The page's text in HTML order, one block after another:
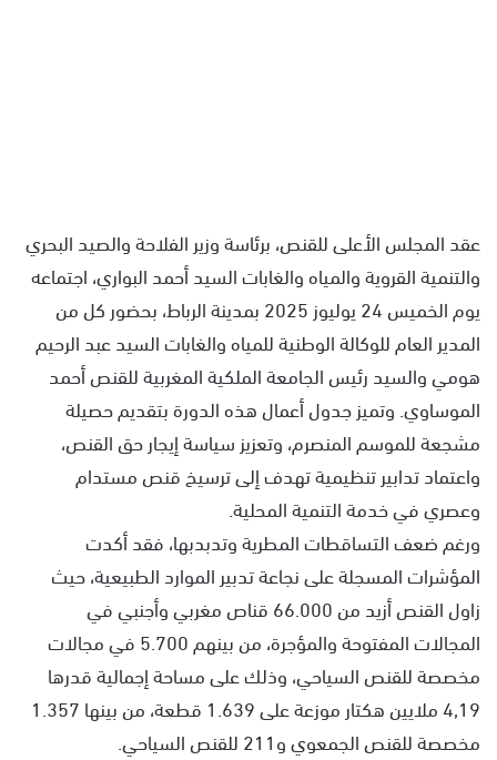
عقد المجلس الأعلى للقنص، برئاسة وزير الفلاحة والصيد البحري
والتنمية القروية والمياه والغابات السيد أحمد البواري، اجتماعه
يوم الخميس 24 يوليوز 2025 بمدينة الرباط، بحضور كل من
المدير العام للوكالة الوطنية للمياه والغابات السيد عبد الرحيم
هومي والسيد رئيس الجامعة الملكية المغربية للقنص أحمد
الموساوي. وتميز جدول أعمال هذه الدورة بتقديم حصيلة
مشجعة للموسم المنصرم، وتعزيز سياسة إيجار حق القنص،
واعتماد تدابير تنظيمية تهدف إلى ترسيخ قنص مستدام
وعصري في خدمة التنمية المحلية.
ورغم ضعف التساقطات المطرية وتدبدبها، فقد أكدت
المؤشرات المسجلة على نجاعة تدبير الموارد الطبيعية، حيث
زاول القنص أزيد من 66.000 قناص مغربي وأجنبي في
المجالات المفتوحة والمؤجرة، من بينهم 5.700 في مجالات
مخصصة للقنص السياحي، وذلك على مساحة إجمالية قدرها
4,19 ملايين هكتار موزعة على 1.639 قطعة، من بينها 1.357
مخصصة للقنص الجمعوي و211 للقنص السياحي.